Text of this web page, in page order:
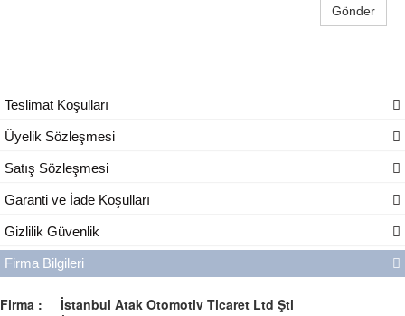
Gönder
Teslimat Koşulları
Üyelik Sözleşmesi
Satış Sözleşmesi
Garanti ve İade Koşulları
Gizlilik Güvenlik
Firma Bilgileri
Firma : İstanbul Atak Otomotiv Ticaret Ltd Şti